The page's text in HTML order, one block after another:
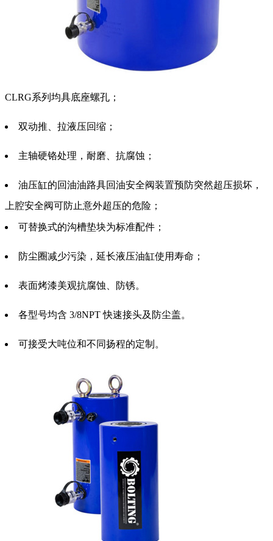
CLRG系列均具底座螺孔；
双动推、拉液压回缩；
主轴硬铬处理，耐磨、抗腐蚀；
油压缸的回油油路具回油安全阀装置预防突然超压损坏，
上腔安全阀可防止意外超压的危险；
可替换式的沟槽垫块为标准配件；
防尘圈减少污染，延长液压油缸使用寿命；
表面烤漆美观抗腐蚀、防锈。
各型号均含 3/8NPT 快速接头及防尘盖。
可接受大吨位和不同扬程的定制。